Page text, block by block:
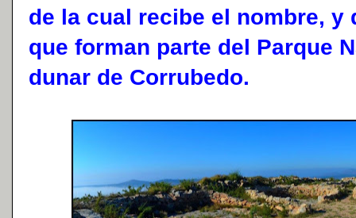
de la cual recibe el nombre, y
que forman parte del Parque
dunar de Corrubedo.